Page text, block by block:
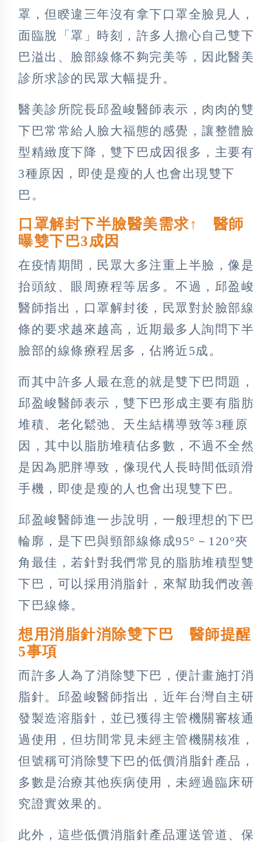
罩，但睽違三年沒有拿下口罩全臉見人，
面臨脫「罩」時刻，許多人擔心自己雙下
巴溢出、臉部線條不夠完美等，因此醫美
診所求診的民眾大幅提升。
醫美診所院長邱盈峻醫師表示，肉肉的雙
下巴常常給人臉大福態的感覺，讓整體臉
型精緻度下降，雙下巴成因很多，主要有
3種原因，即使是瘦的人也會出現雙下
巴。
口罩解封下半臉醫美需求↑ 醫師
曝雙下巴3成因
在疫情期間，民眾大多注重上半臉，像是
抬頭紋、眼周療程等居多。不過，邱盈峻
醫師指出，口罩解封後，民眾對於臉部線
條的要求越來越高，近期最多人詢問下半
臉部的線條療程居多，佔將近5成。
而其中許多人最在意的就是雙下巴問題，
邱盈峻醫師表示，雙下巴形成主要有脂肪
堆積、老化鬆弛、天生結構導致等3種原
因，其中以脂肪堆積佔多數，不過不全然
是因為肥胖導致，像現代人長時間低頭滑
手機，即使是瘦的人也會出現雙下巴。
邱盈峻醫師進一步說明，一般理想的下巴
輪廓，是下巴與頸部線條成95°－120°夾
角最佳，若針對我們常見的脂肪堆積型雙
下巴，可以採用消脂針，來幫助我們改善
下巴線條。
想用消脂針消除雙下巴 醫師提醒
5事項
而許多人為了消除雙下巴，便計畫施打消
脂針。邱盈峻醫師指出，近年台灣自主研
發製造溶脂針，並已獲得主管機關審核通
過使用，但坊間常見未經主管機關核准，
但號稱可消除雙下巴的低價消脂針產品，
多數是治療其他疾病使用，未經過臨床研
究證實效果的。
此外，這些低價消脂針產品運送管道、保